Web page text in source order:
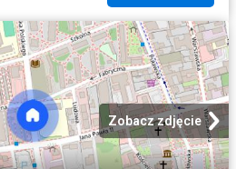
Zobacz zdjęcie